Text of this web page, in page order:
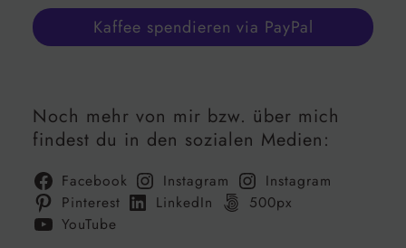
Kaffee spendieren via PayPal
Noch mehr von mir bzw. über mich
findest du in den sozialen Medien:
Facebook Instagram
Instagram
Pinterest
LinkedIn
500px
YouTube